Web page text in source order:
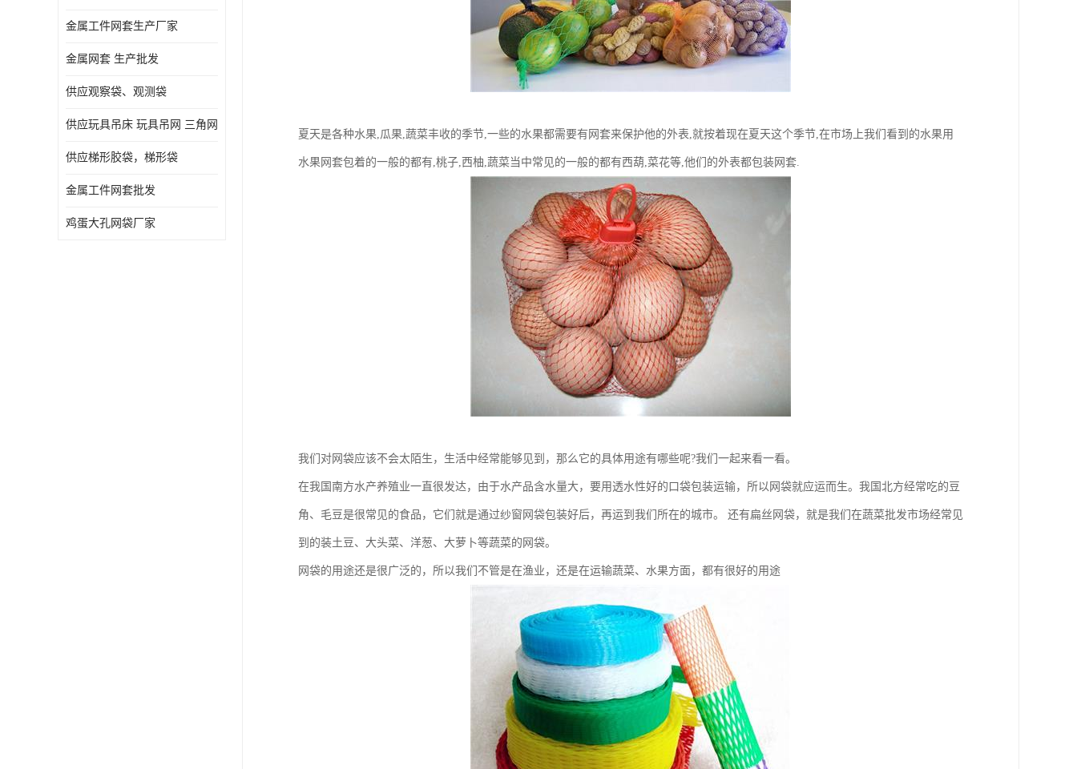
金属工件网套生产厂家
金属网套 生产批发
供应观察袋、观测袋
供应玩具吊床 玩具吊网 三角网
供应梯形胶袋，梯形袋
金属工件网套批发
鸡蛋大孔网袋厂家
夏天是各种水果,瓜果,蔬菜丰收的季节,一些的水果都需要有网套来保护他的外表,就按着现在夏天这个季节,在市场上我们看到的水果用
水果网套包着的一般的都有,桃子,西柚,蔬菜当中常见的一般的都有西葫,菜花等,他们的外表都包装网套.
我们对网袋应该不会太陌生，生活中经常能够见到，那么它的具体用途有哪些呢?我们一起来看一看。
在我国南方水产养殖业一直很发达，由于水产品含水量大，要用透水性好的口袋包装运输，所以网袋就应运而生。我国北方经常吃的豆
角、毛豆是很常见的食品，它们就是通过纱窗网袋包装好后，再运到我们所在的城市。 还有扁丝网袋，就是我们在蔬菜批发市场经常见
到的装土豆、大头菜、洋葱、大萝卜等蔬菜的网袋。
网袋的用途还是很广泛的，所以我们不管是在渔业，还是在运输蔬菜、水果方面，都有很好的用途